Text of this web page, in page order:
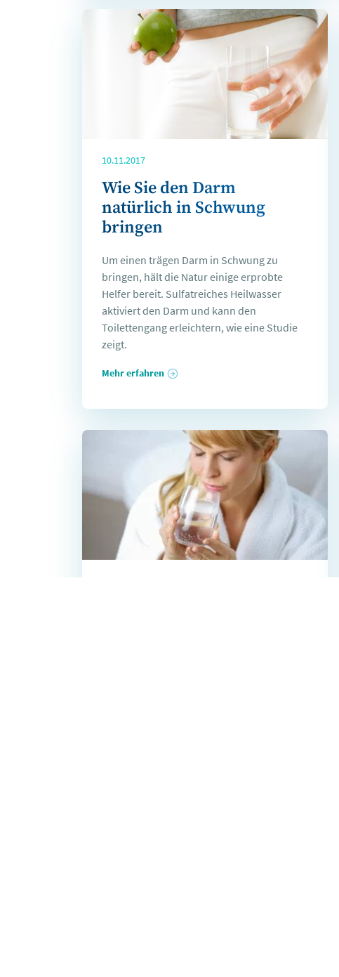
10.11.2017
Wie Sie den Darm
natürlich in Schwung
bringen
Um einen trägen Darm in Schwung zu
bringen, hält die Natur einige erprobte
Helfer bereit. Sulfatreiches Heilwasser
aktiviert den Darm und kann den
Toilettengang erleichtern, wie eine Studie
zeigt.
Mehr erfahren